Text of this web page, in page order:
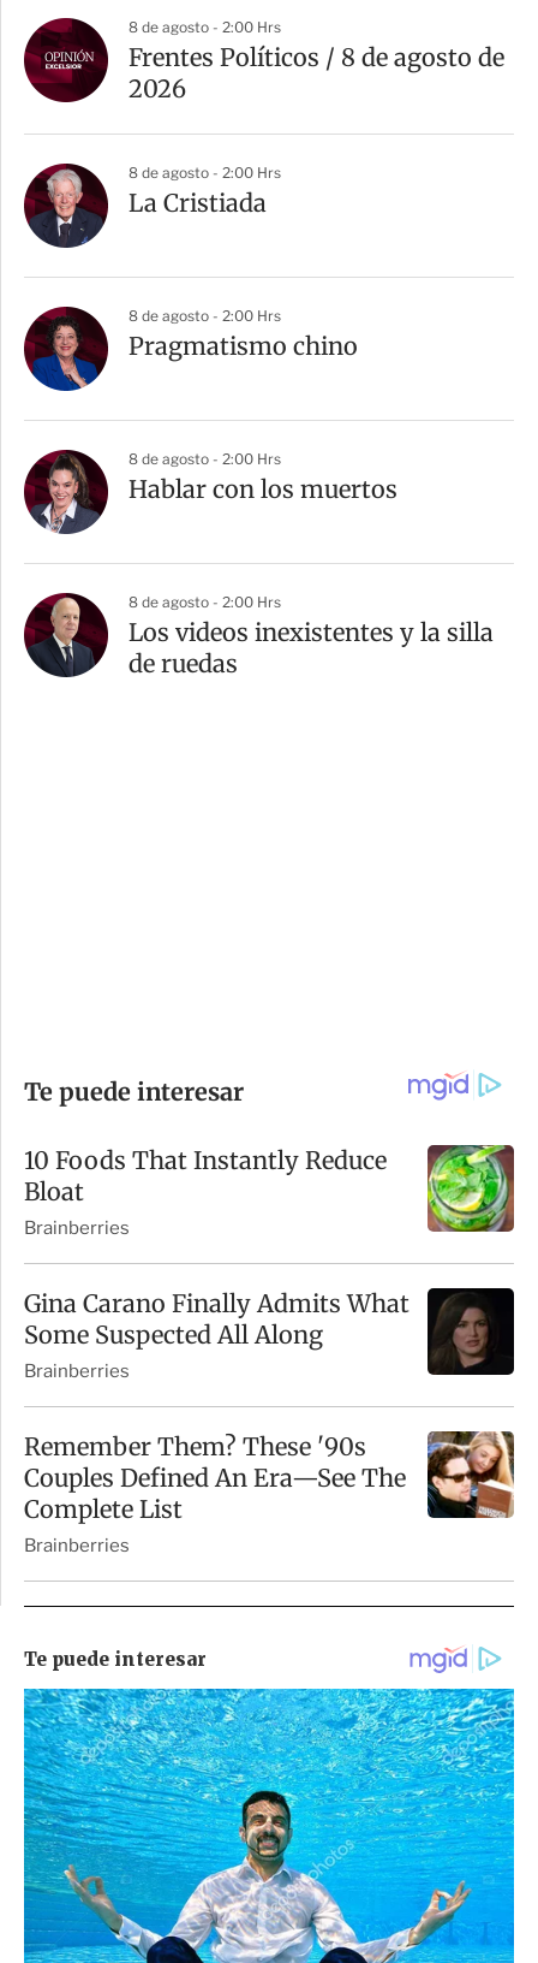
8 de agosto - 2:00 Hrs
Frentes Políticos / 8 de agosto de
2026
8 de agosto - 2:00 Hrs
La Cristiada
8 de agosto - 2:00 Hrs
Pragmatismo chino
8 de agosto - 2:00 Hrs
Hablar con los muertos
8 de agosto - 2:00 Hrs
Los videos inexistentes y la silla
de ruedas